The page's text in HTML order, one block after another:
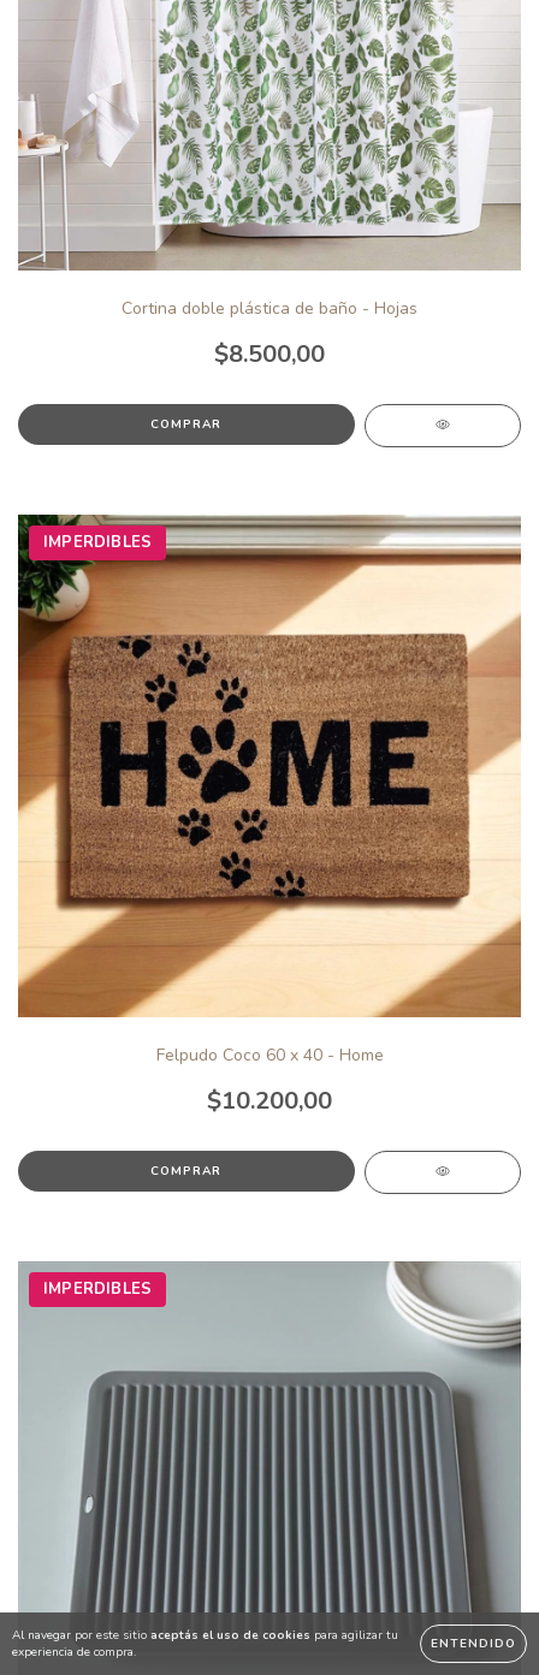
Al navegar por este sitio aceptás el uso de cookies para agilizar tu
experiencia de compra.
ENTENDIDO
Cortina doble plástica de baño - Hojas
$8.500,00
IMPERDIBLES
Felpudo Coco 60 x 40 - Home
$10.200,00
IMPERDIBLES